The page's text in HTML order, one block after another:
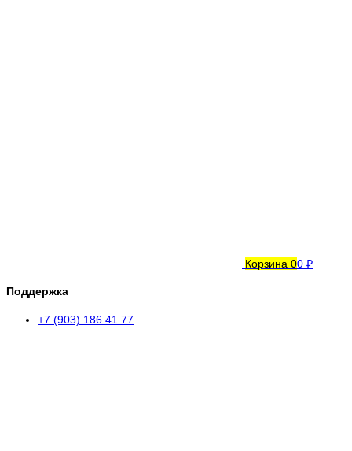
Корзина 00 ₽
Поддержка
+7 (903) 186 41 77